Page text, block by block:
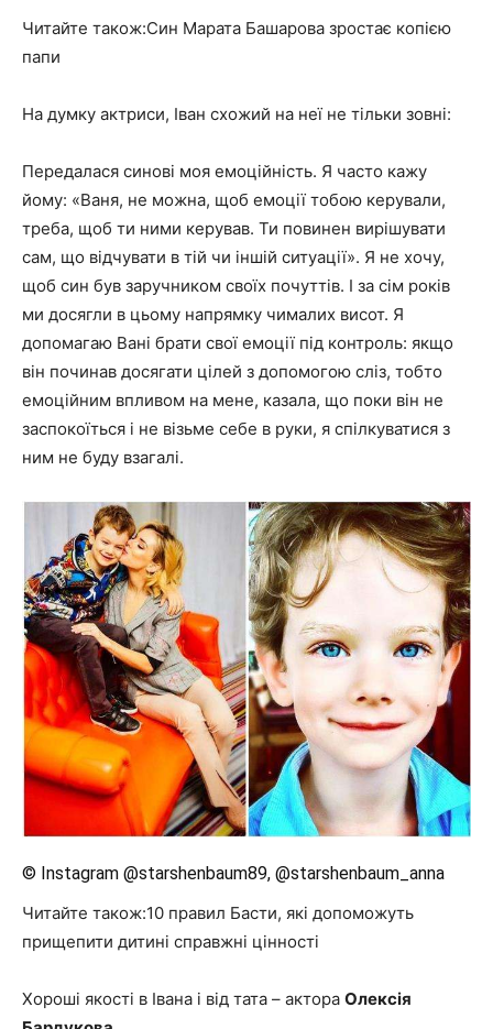
Читайте також:Син Марата Башарова зростає копією
папи
На думку актриси, Іван схожий на неї не тільки зовні:
Передалася синові моя емоційність. Я часто кажу
йому: «Ваня, не можна, щоб емоції тобою керували,
треба, щоб ти ними керував. Ти повинен вирішувати
сам, що відчувати в тій чи іншій ситуації». Я не хочу,
щоб син був заручником своїх почуттів. І за сім років
ми досягли в цьому напрямку чималих висот. Я
допомагаю Вані брати свої емоції під контроль: якщо
він починав досягати цілей з допомогою сліз, тобто
емоційним впливом на мене, казала, що поки він не
заспокоїться і не візьме себе в руки, я спілкуватися з
ним не буду взагалі.
© Instagram @starshenbaum89, @starshenbaum_anna
Читайте також:10 правил Басти, які допоможуть
прищепити дитині справжні цінності
Хороші якості в Івана і від тата – актора Олексія